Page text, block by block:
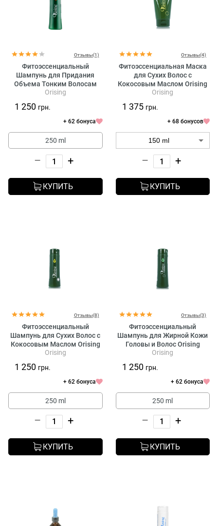
Отзывы(1)
Фитоэссенциальный
Шампунь для Придания
Объема Тонким Волосам
Orising Volumizzante
Orising
1 250 грн.
+ 62 бонуса
250 ml
– +
КУПИТЬ
Отзывы(4)
Фитоэссенциальная Маска
для Сухих Волос с
Кокосовым Маслом Orising
Cocco
Orising
1 375 грн.
+ 68 бонусов
– +
КУПИТЬ
Отзывы(8)
Фитоэссенциальный
Шампунь для Сухих Волос с
Кокосовым Маслом Orising
Cocco Shampoo
Orising
1 250 грн.
+ 62 бонуса
250 ml
– +
КУПИТЬ
Отзывы(3)
Фитоэссенциальный
Шампунь для Жирной Кожи
Головы и Волос Orising
Bagno Grassi
Orising
1 250 грн.
+ 62 бонуса
250 ml
– +
КУПИТЬ